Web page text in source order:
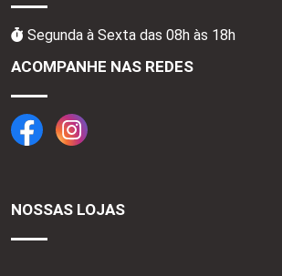
Segunda à Sexta das 08h às 18h
ACOMPANHE NAS REDES
NOSSAS LOJAS